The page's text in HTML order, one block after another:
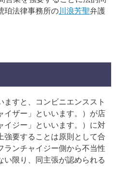
法律事務所の川浪芳聖弁護
ますと、コンビニエンススト
イザー」といいます。）が店
イジー」といいます。）に対
強要することは原則として合
ランチャイジー側から不当性
い限り、同主張が認められる